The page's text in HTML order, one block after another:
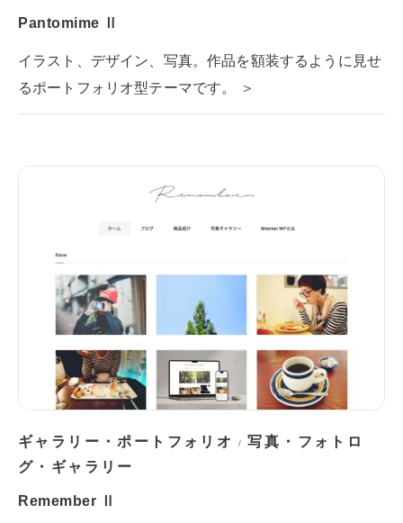
Pantomime Ⅱ
イラスト、デザイン、写真。作品を額装するように見せ
るポートフォリオ型テーマです。 ＞
ギャラリー・ポートフォリオ /写真・フォトロ
グ・ギャラリー
Remember Ⅱ